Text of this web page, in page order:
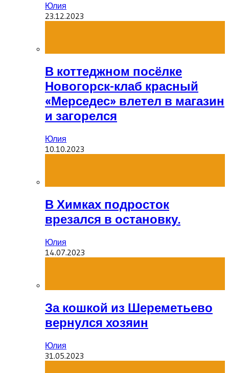
Юлия
23.12.2023
В коттеджном посёлке
Новогорск-клаб красный
«Мерседес» влетел в магазин
и загорелся
Юлия
10.10.2023
В Химках подросток
врезался в остановку.
Юлия
14.07.2023
За кошкой из Шереметьево
вернулся хозяин
Юлия
31.05.2023